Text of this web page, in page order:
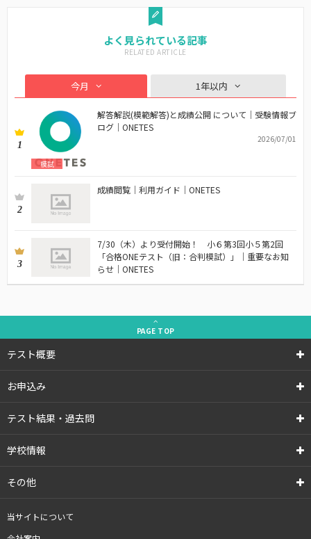
よく見られている記事
今月 1年以内
1
模試
解答解説(模範解答)と成績公開 について｜受験情報ブ
ログ｜ONETES
2026/07/01
2
成績閲覧｜利用ガイド｜ONETES
3
7/30（木）より受付開始！ 小６第3回小５第2回
「合格ONEテスト（旧：合判模試）」｜重要なお知
らせ｜ONETES
PAGE TOP
テスト概要
お申込み
テスト結果・過去問
学校情報
その他
当サイトについて